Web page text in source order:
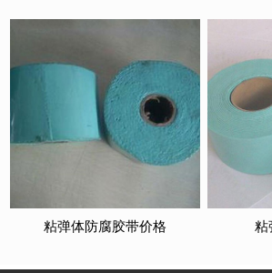
粘弹体防腐胶带价格 粘